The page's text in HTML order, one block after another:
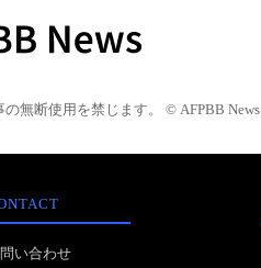
無断使用を禁じます。 © AFPBB News
い合わせ